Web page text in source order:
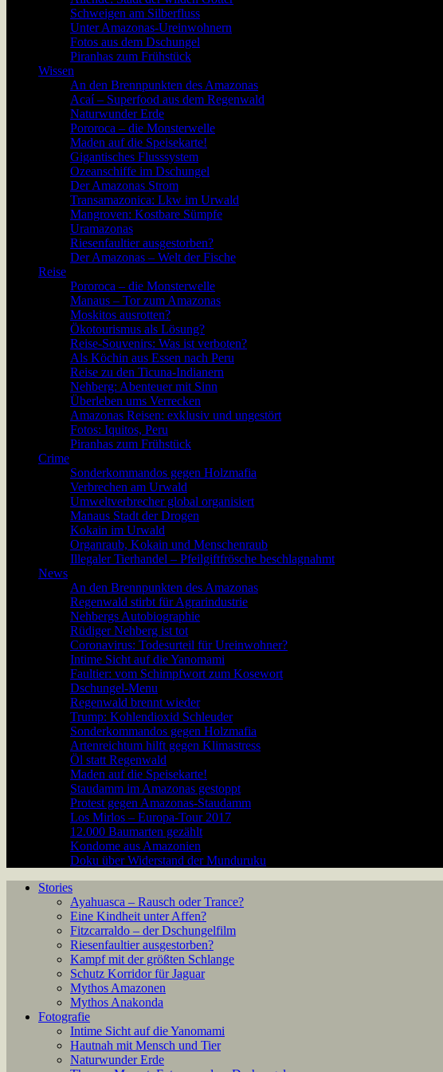
Schweigen am Silberfluss
Unter Amazonas-Ureinwohnern
Fotos aus dem Dschungel
Piranhas zum Frühstück
Wissen
An den Brennpunkten des Amazonas
Acaí – Superfood aus dem Regenwald
Naturwunder Erde
Pororoca – die Monsterwelle
Maden auf die Speisekarte!
Gigantisches Flusssystem
Ozeanschiffe im Dschungel
Der Amazonas Strom
Transamazonica: Lkw im Urwald
Mangroven: Kostbare Sümpfe
Uramazonas
Riesenfaultier ausgestorben?
Der Amazonas – Welt der Fische
Reise
Pororoca – die Monsterwelle
Manaus – Tor zum Amazonas
Moskitos ausrotten?
Ökotourismus als Lösung?
Reise-Souvenirs: Was ist verboten?
Als Köchin aus Essen nach Peru
Reise zu den Ticuna-Indianern
Nehberg: Abenteuer mit Sinn
Überleben ums Verrecken
Amazonas Reisen: exklusiv und ungestört
Fotos: Iquitos, Peru
Piranhas zum Frühstück
Crime
Sonderkommandos gegen Holzmafia
Verbrechen am Urwald
Umweltverbrecher global organisiert
Manaus Stadt der Drogen
Kokain im Urwald
Organraub, Kokain und Menschenraub
Illegaler Tierhandel – Pfeilgiftfrösche beschlagnahmt
News
An den Brennpunkten des Amazonas
Regenwald stirbt für Agrarindustrie
Nehbergs Autobiographie
Rüdiger Nehberg ist tot
Coronavirus: Todesurteil für Ureinwohner?
Intime Sicht auf die Yanomami
Faultier: vom Schimpfwort zum Kosewort
Dschungel-Menu
Regenwald brennt wieder
Trump: Kohlendioxid Schleuder
Sonderkommandos gegen Holzmafia
Artenreichtum hilft gegen Klimastress
Öl statt Regenwald
Maden auf die Speisekarte!
Staudamm im Amazonas gestoppt
Protest gegen Amazonas-Staudamm
Los Mirlos – Europa-Tour 2017
12.000 Baumarten gezählt
Kondome aus Amazonien
Doku über Widerstand der Munduruku
Stories
Ayahuasca – Rausch oder Trance?
Eine Kindheit unter Affen?
Fitzcarraldo – der Dschungelfilm
Riesenfaultier ausgestorben?
Kampf mit der größten Schlange
Schutz Korridor für Jaguar
Mythos Amazonen
Mythos Anakonda
Fotografie
Intime Sicht auf die Yanomami
Hautnah mit Mensch und Tier
Naturwunder Erde